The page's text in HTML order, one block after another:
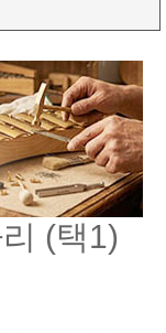
(택1)